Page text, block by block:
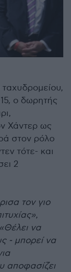
ο δωρητής
Χάντερ ως
στον ρόλο
τότε- και
2
τον γιο
,
«Θέλει να
- μπορεί να
αποφασίζει